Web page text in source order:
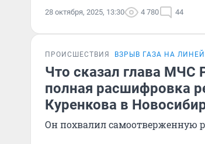
28 октября, 2025, 13:30 4 780 44
ПРОИСШЕСТВИЯ ВЗРЫВ ГАЗА НА
Что сказал глава МЧС
полная расшифровка
Куренкова в
Он похвалил самоотверженную